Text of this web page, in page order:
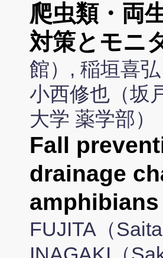
爬虫類・両
対策とモニ
館）, 稲垣喜
小西修也（坂
大学 薬学部）
Fall
drainage
FUJITA（